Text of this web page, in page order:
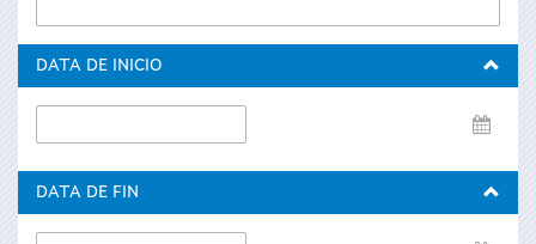
DATA DE INICIO
de
DATA DE FIN